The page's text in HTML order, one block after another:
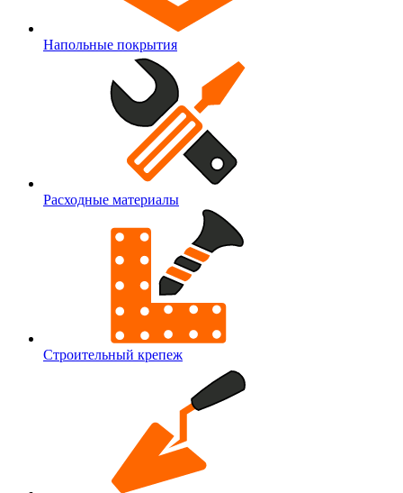
Напольные покрытия
Расходные материалы
Строительный крепеж